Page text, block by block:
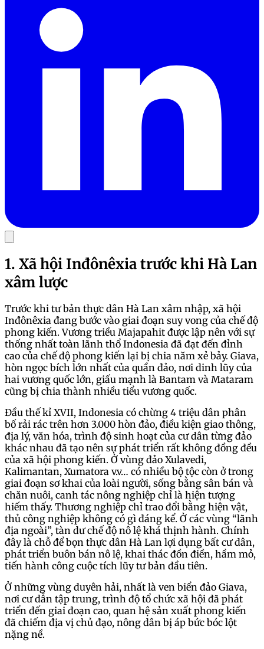
1. Xã hội Inđônêxia trước khi Hà Lan
xâm lược
Trước khi tư bản thực dân Hà Lan xâm nhập, xã hội
Inđônêxia đang bước vào giai đoạn suy vong của chế độ
phong kiến. Vương triều Majapahit được lập nên với sự
thống nhất toàn lãnh thổ Indonesia đã đạt đến đỉnh
cao của chế độ phong kiến lại bị chia năm xẻ bảy. Giava,
hòn ngọc bích lớn nhất của quần đảo, nơi dinh lũy của
hai vương quốc lớn, giấu mạnh là Bantam và Mataram
cũng bị chia thành nhiều tiểu vương quốc.
Đầu thế kỉ XVII, Indonesia có chừng 4 triệu dân phân
bố rải rác trên hơn 3.000 hòn đảo, điều kiện giao thông,
địa lý, văn hóa, trình độ sinh hoạt của cư dân từng đảo
khác nhau đã tạo nên sự phát triển rất không đồng đều
của xã hội phong kiến. Ở vùng đảo Xulavedi,
Kalimantan, Xumatora v.v… có nhiều bộ tộc còn ở trong
giai đoạn sơ khai của loài người, sống bằng sân bán và
chăn nuôi, canh tác nông nghiệp chỉ là hiện tượng
hiếm thấy. Thương nghiệp chỉ trao đổi bằng hiện vật,
thủ công nghiệp không có gì đáng kể. Ở các vùng “lãnh
địa ngoài”, tàn dư chế độ nô lệ khá thịnh hành. Chính
đây là chỗ để bọn thực dân Hà Lan lợi dụng bất cư dân,
phát triển buôn bán nô lệ, khai thác đồn điền, hầm mỏ,
tiến hành công cuộc tích lũy tư bản đầu tiên.
Ở những vùng duyên hải, nhất là ven biển đảo Giava,
nơi cư dẫn tập trung, trình độ tổ chức xã hội đã phát
triển đến giai đoạn cao, quan hệ sản xuất phong kiến
đã chiếm địa vị chủ đạo, nông dân bị áp bức bóc lột
nặng nề.